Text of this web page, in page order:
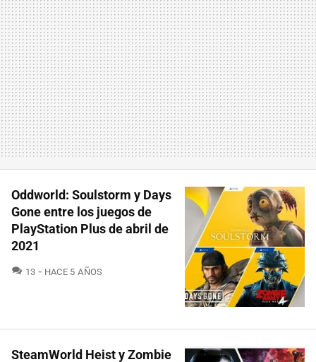
Oddworld: Soulstorm y Days
Gone entre los juegos de
PlayStation Plus de abril de
2021
13 COMENTARIOS
HACE 5 AÑOS
SteamWorld Heist y Zombie